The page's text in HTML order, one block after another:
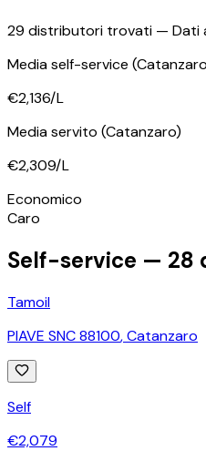
29 distributori trovati — Dati
Media self-service
€2,136/L
Media servito (Catanzaro)
€2,309/L
Economico
Caro
Self-service — 28
Tamoil
PIAVE SNC 88100,Catanzaro
Self
€2,079